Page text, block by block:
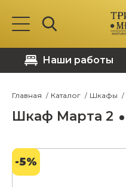
Наши работы
Главная Каталог Шкафы
Шкаф Марта 2
-5%